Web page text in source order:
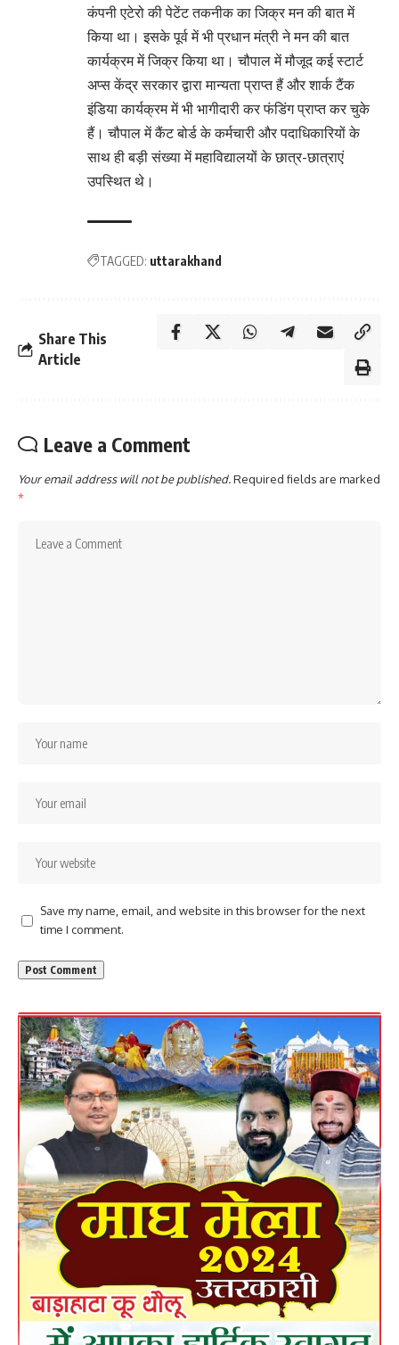
कंपनी एटेरो की पेटेंट तकनीक का जिक्र मन की बात में
किया था। इसके पूर्व में भी प्रधान मंत्री ने मन की बात
कार्यक्रम में जिक्र किया था। चौपाल में मौजूद कई स्टार्ट
अप्स केंद्र सरकार द्वारा मान्यता प्राप्त हैं और शार्क टैंक
इंडिया कार्यक्रम में भी भागीदारी कर फंडिंग प्राप्त कर चुके
हैं। चौपाल में कैंट बोर्ड के कर्मचारी और पदाधिकारियों के
साथ ही बड़ी संख्या में महाविद्यालयों के छात्र-छात्राएं
उपस्थित थे।
TAGGED: uttarakhand
Share This
Article
Leave a Comment
Your email address will not be published.Required fields are marked
*
Save my name, email, and website in this browser for the next
time I comment.